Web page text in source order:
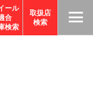
ール
合
検索
取扱店
検索
T